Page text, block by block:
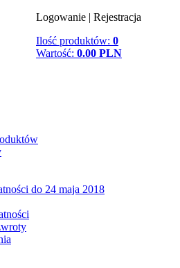
Logowanie | Rejestracja
Ilość produktów: 0
Wartość: 0.00 PLN
do 24 maja 2018